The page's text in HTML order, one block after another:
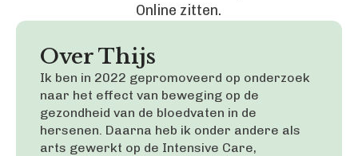
Online zitten.
Over Thijs
Ik ben in 2022 gepromoveerd op onderzoek
naar het effect van beweging op de
gezondheid van de bloedvaten in de
hersenen. Daarna heb ik onder andere als
arts gewerkt op de Intensive Care,